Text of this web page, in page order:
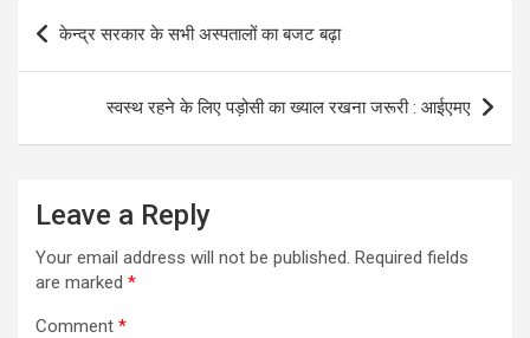
Post
navigation
केन्द्र सरकार के सभी अस्पतालों का बजट बढ़ा
स्वस्थ रहने के लिए पड़ोसी का ख्याल रखना जरूरी : आईएमए
Leave a Reply
Your email address will not be published. Required fields
are marked *
Comment *